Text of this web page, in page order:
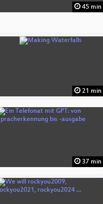
45 min
21 min
37 min